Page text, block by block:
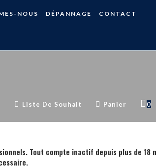
NOUS DÉPANNAGE CONTACT
Liste De Souhait Panier 0
Tout compte inactif depuis plus de 18